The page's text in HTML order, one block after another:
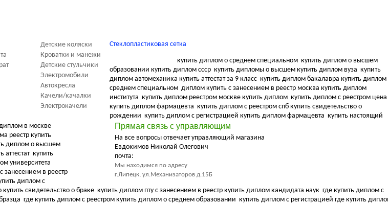
Детские коляски
Кроватки и манежи
Детские стульчики
Электромобили
Автокресла
Качели/качалки
Электрокачели
Прямая связь с управляющим
На все вопросы отвечает управляющий магазина
Евдокимов Николай Олегович
почта:
Мы находимся по адресу
г.Липецк, ул.Механизаторов д.15Б
Стеклопластиковая сетка
купить диплом о среднем специальном купить диплом о высшем
образовании купить диплом ссср купить дипломы о высшем купить диплом вуза купить
диплом автомеханика купить аттестат за 9 класс купить диплом бакалавра купить диплом
среднем специальном диплом купить с занесением в реестр москва купить диплом
института купить диплом реестром москве купить диплом купить диплом с реестром цена
купить диплом фармацевта купить диплом с реестром спб купить свидетельство о
рождении купить диплом с регистрацией купить диплом фармацевта купить настоящий
в москве
реестр купить
диплом о высшем
аттестат купить
университета
занесением в реестр
диплом с
свидетельство о браке купить диплом пту с занесением в реестр купить диплом кандидата наук где купить диплом с
где купить диплом с реестром купить диплом о среднем образовании купить диплом с регистрацией где купить